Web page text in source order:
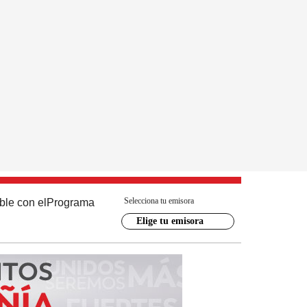
con el Programa Selecciona tu emisora
Elige tu emisora